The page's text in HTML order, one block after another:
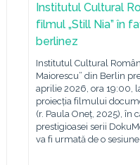
Institutul Cultural
filmul „Still Nia” în
berlinez
Institutul Cultural
Maiorescu” din Berlin
aprilie 2026, ora 19:00,
proiecția filmului
(r. Paula Oneț, 2025), în
prestigioasei serii
va fi urmată de o sesiune